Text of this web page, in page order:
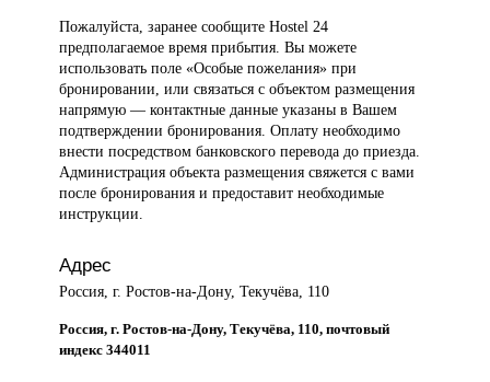
Пожалуйста, заранеесообщите Hostel 24
предполагаемое время прибытия. Вы можете
использовать поле «Особые пожелания» при
бронировании, или связаться с объектом размещения
напрямую — контактные данные указаны в Вашем
подтверждении бронирования. Оплату необходимо
внести посредством банковского перевода до приезда.
Администрация объекта размещения свяжется с вами
после бронирования и предоставит необходимые
инструкции.
Адрес
Россия, г. Ростов-на-Дону, Текучёва, 110
Россия, г. Ростов-на-Дону, Текучёва, 110, почтовый
индекс 344011